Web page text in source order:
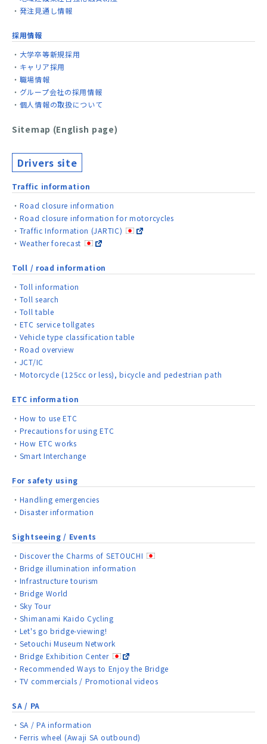
発注見通し情報
採用情報
大学卒等新規採用
キャリア採用
職場情報
グループ会社の採用情報
個人情報の取扱について
Sitemap (English page)
Drivers site
Traffic information
Road closure information
Road closure information for motorcycles
Traffic Information (JARTIC)
Weather forecast
Toll / road information
Toll information
Toll search
Toll table
ETC service tollgates
Vehicle type classification table
Road overview
JCT/IC
Motorcycle (125cc or less), bicycle and pedestrian path
ETC information
How to use ETC
Precautions for using ETC
How ETC works
Smart Interchange
For safety using
Handling emergencies
Disaster information
Sightseeing / Events
Discover the Charms of SETOUCHI
Bridge illumination information
Infrastructure tourism
Bridge World
Sky Tour
Shimanami Kaido Cycling
Let's go bridge-viewing!
Setouchi Museum Network
Bridge Exhibition Center
Recommended Ways to Enjoy the Bridge
TV commercials / Promotional videos
SA / PA
SA / PA information
Ferris wheel (Awaji SA outbound)